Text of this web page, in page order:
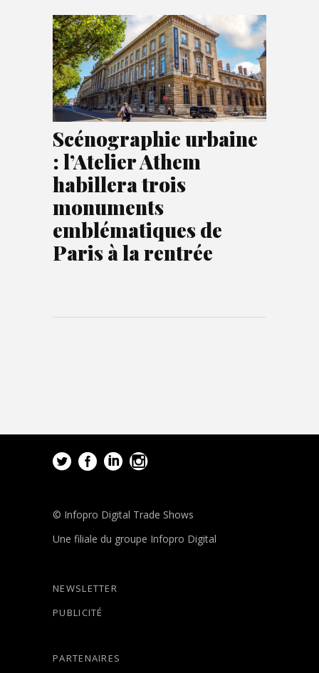
Scénographie urbaine
: l’Atelier Athem
habillera trois
monuments
emblématiques de
Paris à la rentrée
© Infopro Digital Trade Shows
Une filiale du groupe Infopro Digital
NEWSLETTER
PUBLICITÉ
PARTENAIRES